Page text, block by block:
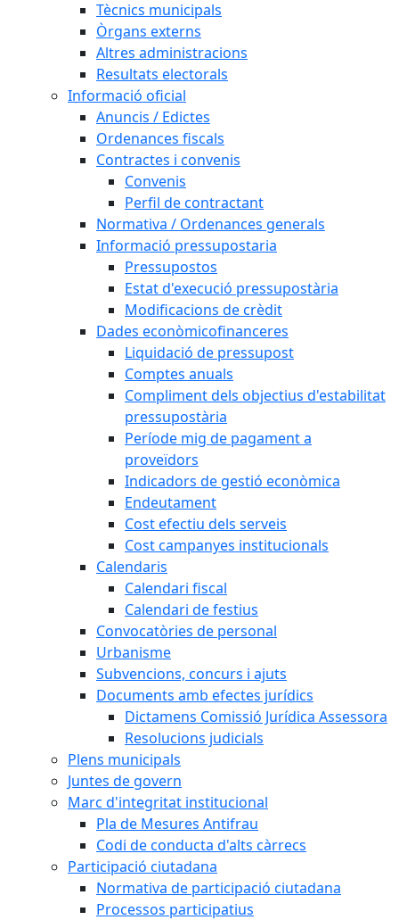
Tècnics municipals
Òrgans externs
Altres administracions
Resultats electorals
Informació oficial
Anuncis / Edictes
Ordenances fiscals
Contractes i convenis
Convenis
Perfil de contractant
Normativa / Ordenances generals
Informació pressupostaria
Pressupostos
Estat d'execució pressupostària
Modificacions de crèdit
Dades econòmicofinanceres
Liquidació de pressupost
Comptes anuals
Compliment dels objectius d'estabilitat
pressupostària
Període mig de pagament a
proveïdors
Indicadors de gestió econòmica
Endeutament
Cost efectiu dels serveis
Cost campanyes institucionals
Calendaris
Calendari fiscal
Calendari de festius
Convocatòries de personal
Urbanisme
Subvencions, concurs i ajuts
Documents amb efectes jurídics
Dictamens Comissió Jurídica Assessora
Resolucions judicials
Plens municipals
Juntes de govern
Marc d'integritat institucional
Pla de Mesures Antifrau
Codi de conducta d'alts càrrecs
Participació ciutadana
Normativa de participació ciutadana
Processos participatius